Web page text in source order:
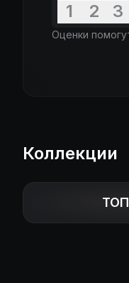
1 2 3
Оценки
Коллекции
ТОП